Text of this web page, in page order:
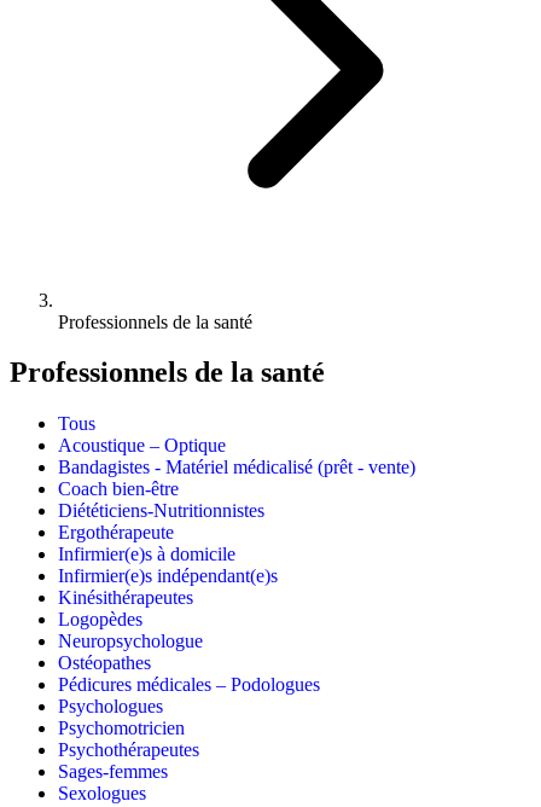
Professionnels de la santé
Professionnels de la santé
Tous
Acoustique – Optique
Bandagistes - Matériel médicalisé (prêt - vente)
Coach bien-être
Diététiciens-Nutritionnistes
Ergothérapeute
Infirmier(e)s à domicile
Infirmier(e)s indépendant(e)s
Kinésithérapeutes
Logopèdes
Neuropsychologue
Ostéopathes
Pédicures médicales – Podologues
Psychologues
Psychomotricien
Psychothérapeutes
Sages-femmes
Sexologues